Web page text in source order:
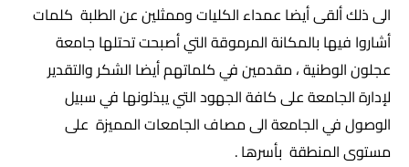
الى ذلك ألقى أيضا عمداء الكليات وممثلين عن الطلبة كلمات
أشاروا فيها بالمكانة المرموقة التي أصبحت تحتلها جامعة
عجلون الوطنية ، مقدمين في كلماتهم أيضا الشكر والتقدير
لإدارة الجامعة على كافة الجهود التي يبذلونها في سبيل
الوصول في الجامعة الى مصاف الجامعات المميزة على
مستوى المنطقة بأسرها .